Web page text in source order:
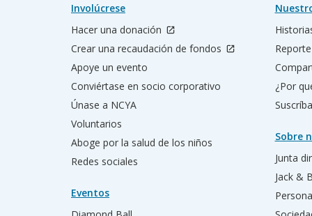
Involúcrese
Hacer una donación
Crear una recaudación de fondos
Apoye un evento
Conviértase en socio corporativo
Únase a NCYA
Voluntarios
Aboge por la salud de los niños
Redes sociales
Eventos
¿Por
Sobre
Junta
Jack &